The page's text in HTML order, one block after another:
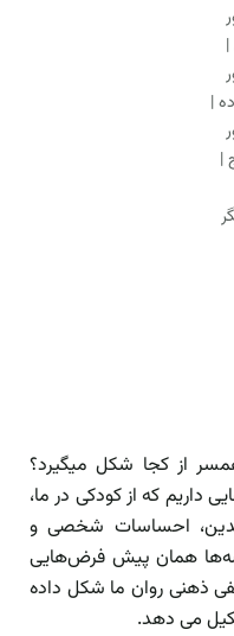
|
|
|
از کجا شکل میگیرد؟
داریم که از کودکی در ما،
احساسات شخصی و
همان پیش فرض‌هایی
ذهنی روان ما شکل داده
می دهد.